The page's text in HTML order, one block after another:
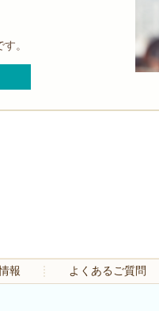
。
報 よくあるご質問